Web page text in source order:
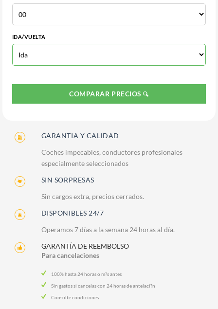
IDA/VUELTA
COMPARAR PRECIOS
GARANTIA Y CALIDAD
Coches impecables, conductores profesionales
especialmente seleccionados
SIN SORPRESAS
Sin cargos extra, precios cerrados.
DISPONIBLES 24/7
Operamos 7 días a la semana 24 horas al día.
GARANTÍA DE REEMBOLSO
Para cancelaciones
100% hasta 24 horas o m?s antes
Sin gastos si cancelas con 24 horas de antelaci?n
Consulte condiciones